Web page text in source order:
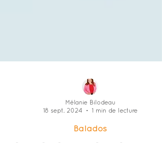
18 sept. 2024
1 min de lecture